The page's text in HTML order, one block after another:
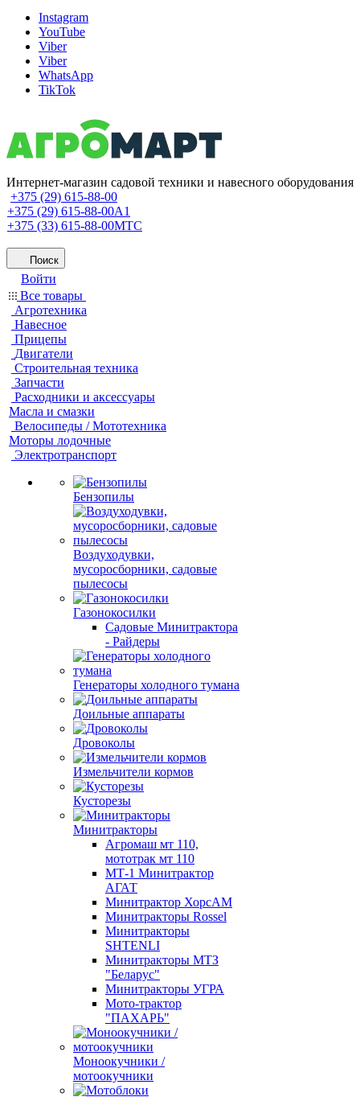
Instagram
YouTube
Viber
Viber
WhatsApp
TikTok
Интернет-магазин садовой техники и навесного оборудования
+375 (29) 615-88-00
+375 (29) 615-88-00A1
+375 (33) 615-88-00МТС
Поиск
Войти
Все товары
Агротехника
Навесное
Прицепы
Двигатели
Строительная техника
Запчасти
Расходники и аксессуары
Масла и смазки
Велосипеды / Мототехника
Моторы лодочные
Электротранспорт
Бензопилы
Воздуходувки,
мусоросборники, cадовые
пылесосы
Газонокосилки
Садовые Минитрактора
- Райдеры
Генераторы холодного тумана
Доильные аппараты
Дровоколы
Измельчители кормов
Кусторезы
Минитракторы
Агромаш мт 110,
мототрак мт 110
МТ-1 Минитрактор
АГАТ
Минитрактор ХорсАМ
Минитракторы Rossel
Минитракторы
SHTENLI
Минитракторы МТЗ
"Беларус"
Минитракторы УГРА
Мото-трактор
"ПАХАРЬ"
Моноокучники /
мотоокучники